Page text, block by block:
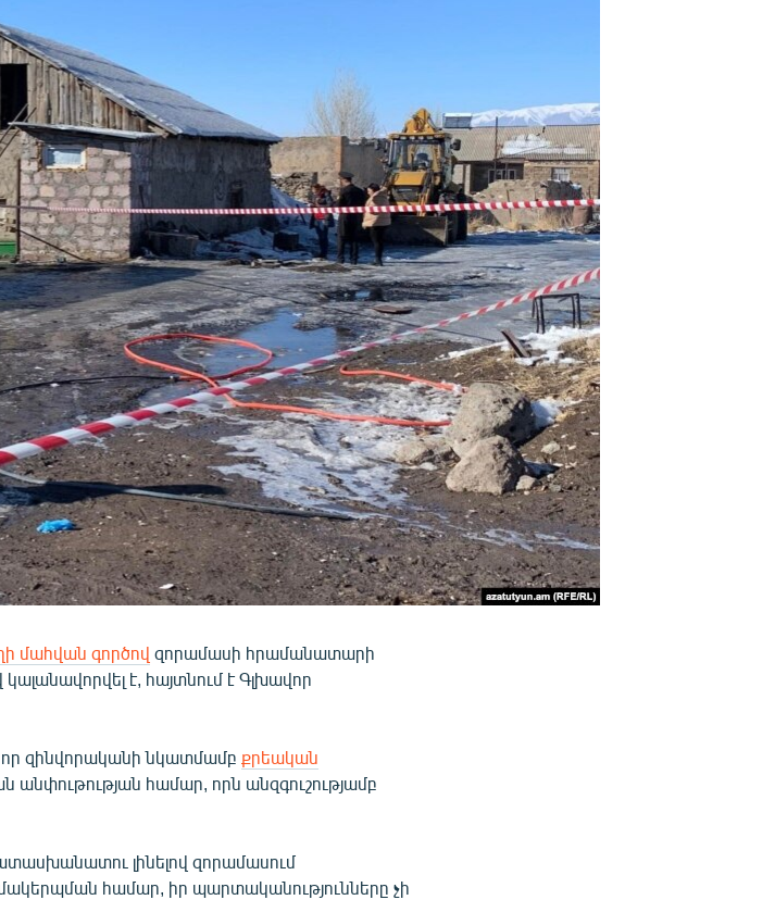
մահվան գործով զորամասի հրամանատարի
է, հայտնում է Գլխավոր
զինվորականի նկատմամբ քրեական
անփութության համար, որն անզգուշությամբ
լինելով զորամասում
համար, իր պարտականությունները չի